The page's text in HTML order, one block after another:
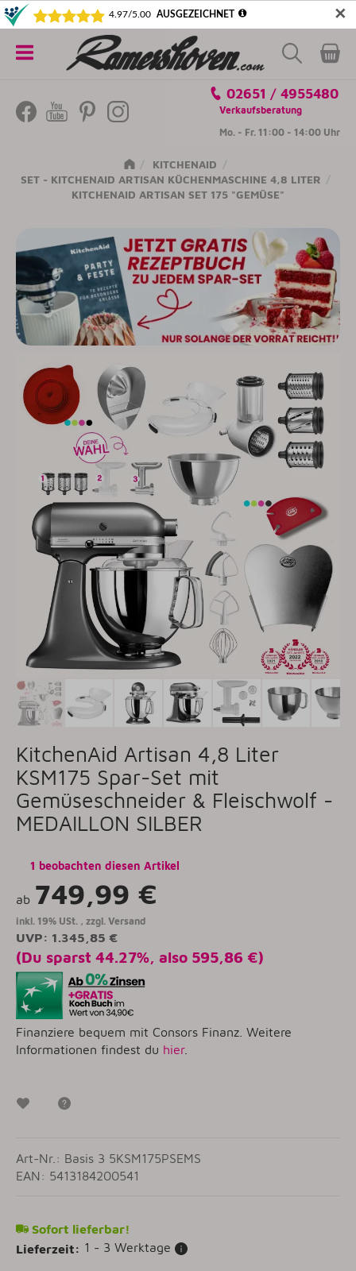
✕
5€ SICHERN! NEWSLETTER ABONNIEREN
Kategorien
02651 / 4955480
Verkaufsberatung
Mo. - Fr. 11:00 - 14:00 Uhr
KITCHENAID
SET - KITCHENAID ARTISAN KÜCHENMASCHINE 4,8 LITER
KITCHENAID ARTISAN SET 175 "GEMÜSE"
KitchenAid Artisan 4,8 Liter
KSM175 Spar-Set mit
Gemüseschneider & Fleischwolf -
MEDAILLON SILBER
1 beobachten diesen Artikel
ab 749,99 €
inkl. 19% USt. , zzgl. Versand
UVP: 1.345,85 €
(Du sparst 44.27%, also 595,86 €)
Finanziere bequem mit Consors Finanz. Weitere
Informationen findest du hier.
Art-Nr.: Basis 3 5KSM175PSEMS
EAN: 5413184200541
Sofort lieferbar!
Lieferzeit: 1 - 3 Werktage
Wunschzettel